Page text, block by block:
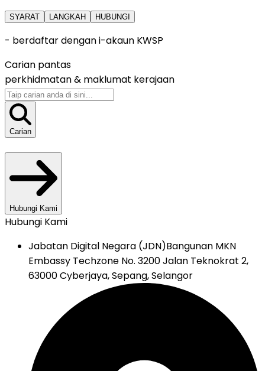
SYARAT LANGKAH HUBUNGI
- berdaftar dengan i-akaun KWSP
Carian pantas
perkhidmatan & maklumat kerajaan
Carian
Hubungi Kami
Hubungi Kami
Jabatan Digital Negara (JDN)Bangunan MKN
Embassy Techzone No. 3200 Jalan Teknokrat 2,
63000 Cyberjaya, Sepang, Selangor